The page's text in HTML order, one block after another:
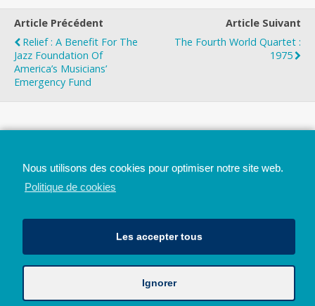
Article Précédent
Relief : A Benefit For The
Jazz Foundation Of
America’s Musicians’
Emergency Fund
Article Suivant
The Fourth World Quartet :
1975
Avec le soutien de la Province de Liège
Nous utilisons des cookies pour optimiser notre site web.
Politique de cookies
Les accepter tous
Ignorer